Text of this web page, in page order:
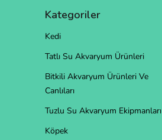
Kategoriler
Kedi
Tatlı Su Akvaryum Ürünleri
Bitkili Akvaryum Ürünleri Ve
Canlıları
Tuzlu Su Akvaryum Ekipmanları
Köpek